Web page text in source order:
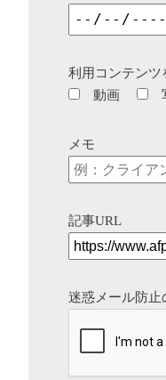
利用コンテンツ
動画
メモ
記事URL
迷惑メール防止